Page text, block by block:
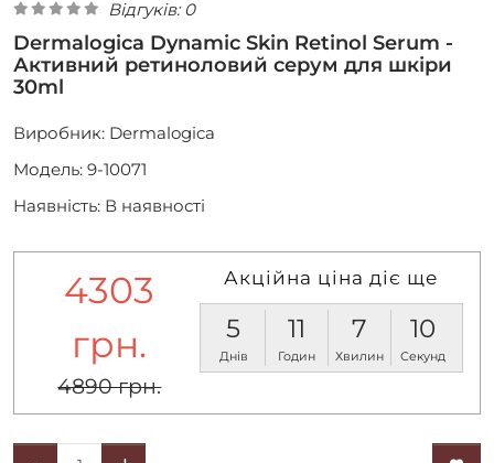
Відгуків: 0
Dermalogica Dynamic Skin Retinol Serum -
Активний ретиноловий серум для шкіри
30ml
Виробник: Dermalogica
Модель: 9-10071
Наявність: В наявності
4303
грн.
4890 грн.
Акційна ціна діє ще
5
Днів
11
Годин
7
Хвилин
10
Секунд